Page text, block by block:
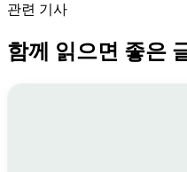
관련 기사
함께 읽으면 좋은